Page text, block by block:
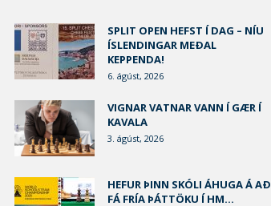
SPLIT OPEN HEFST Í DAG – NÍU
ÍSLENDINGAR MEÐAL
KEPPENDA!
6. ágúst, 2026
VIGNAR VATNAR VANN Í GÆR Í
KAVALA
3. ágúst, 2026
HEFUR ÞINN SKÓLI ÁHUGA Á AÐ
FÁ FRÍA ÞÁTTÖKU Í HM...